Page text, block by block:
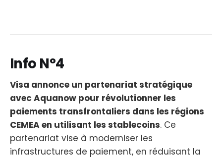
Info N°4
Visa annonce un partenariat stratégique
avec Aquanow pour révolutionner les
paiements transfrontaliers dans les régions
CEMEA en utilisant les stablecoins. Ce
partenariat vise à moderniser les
infrastructures de paiement, en réduisant la